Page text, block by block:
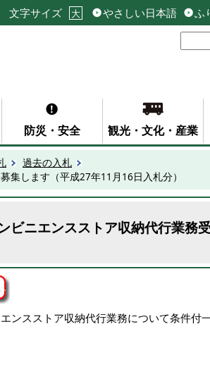
文字サイズ 大 やさしい日本語 ふ
防災・安全 観光・文化・産業
過去の入札
集します（平成27年11月16日入札分）
ビニエンスストア収納代行業務
ンスストア収納代行業務について条件付